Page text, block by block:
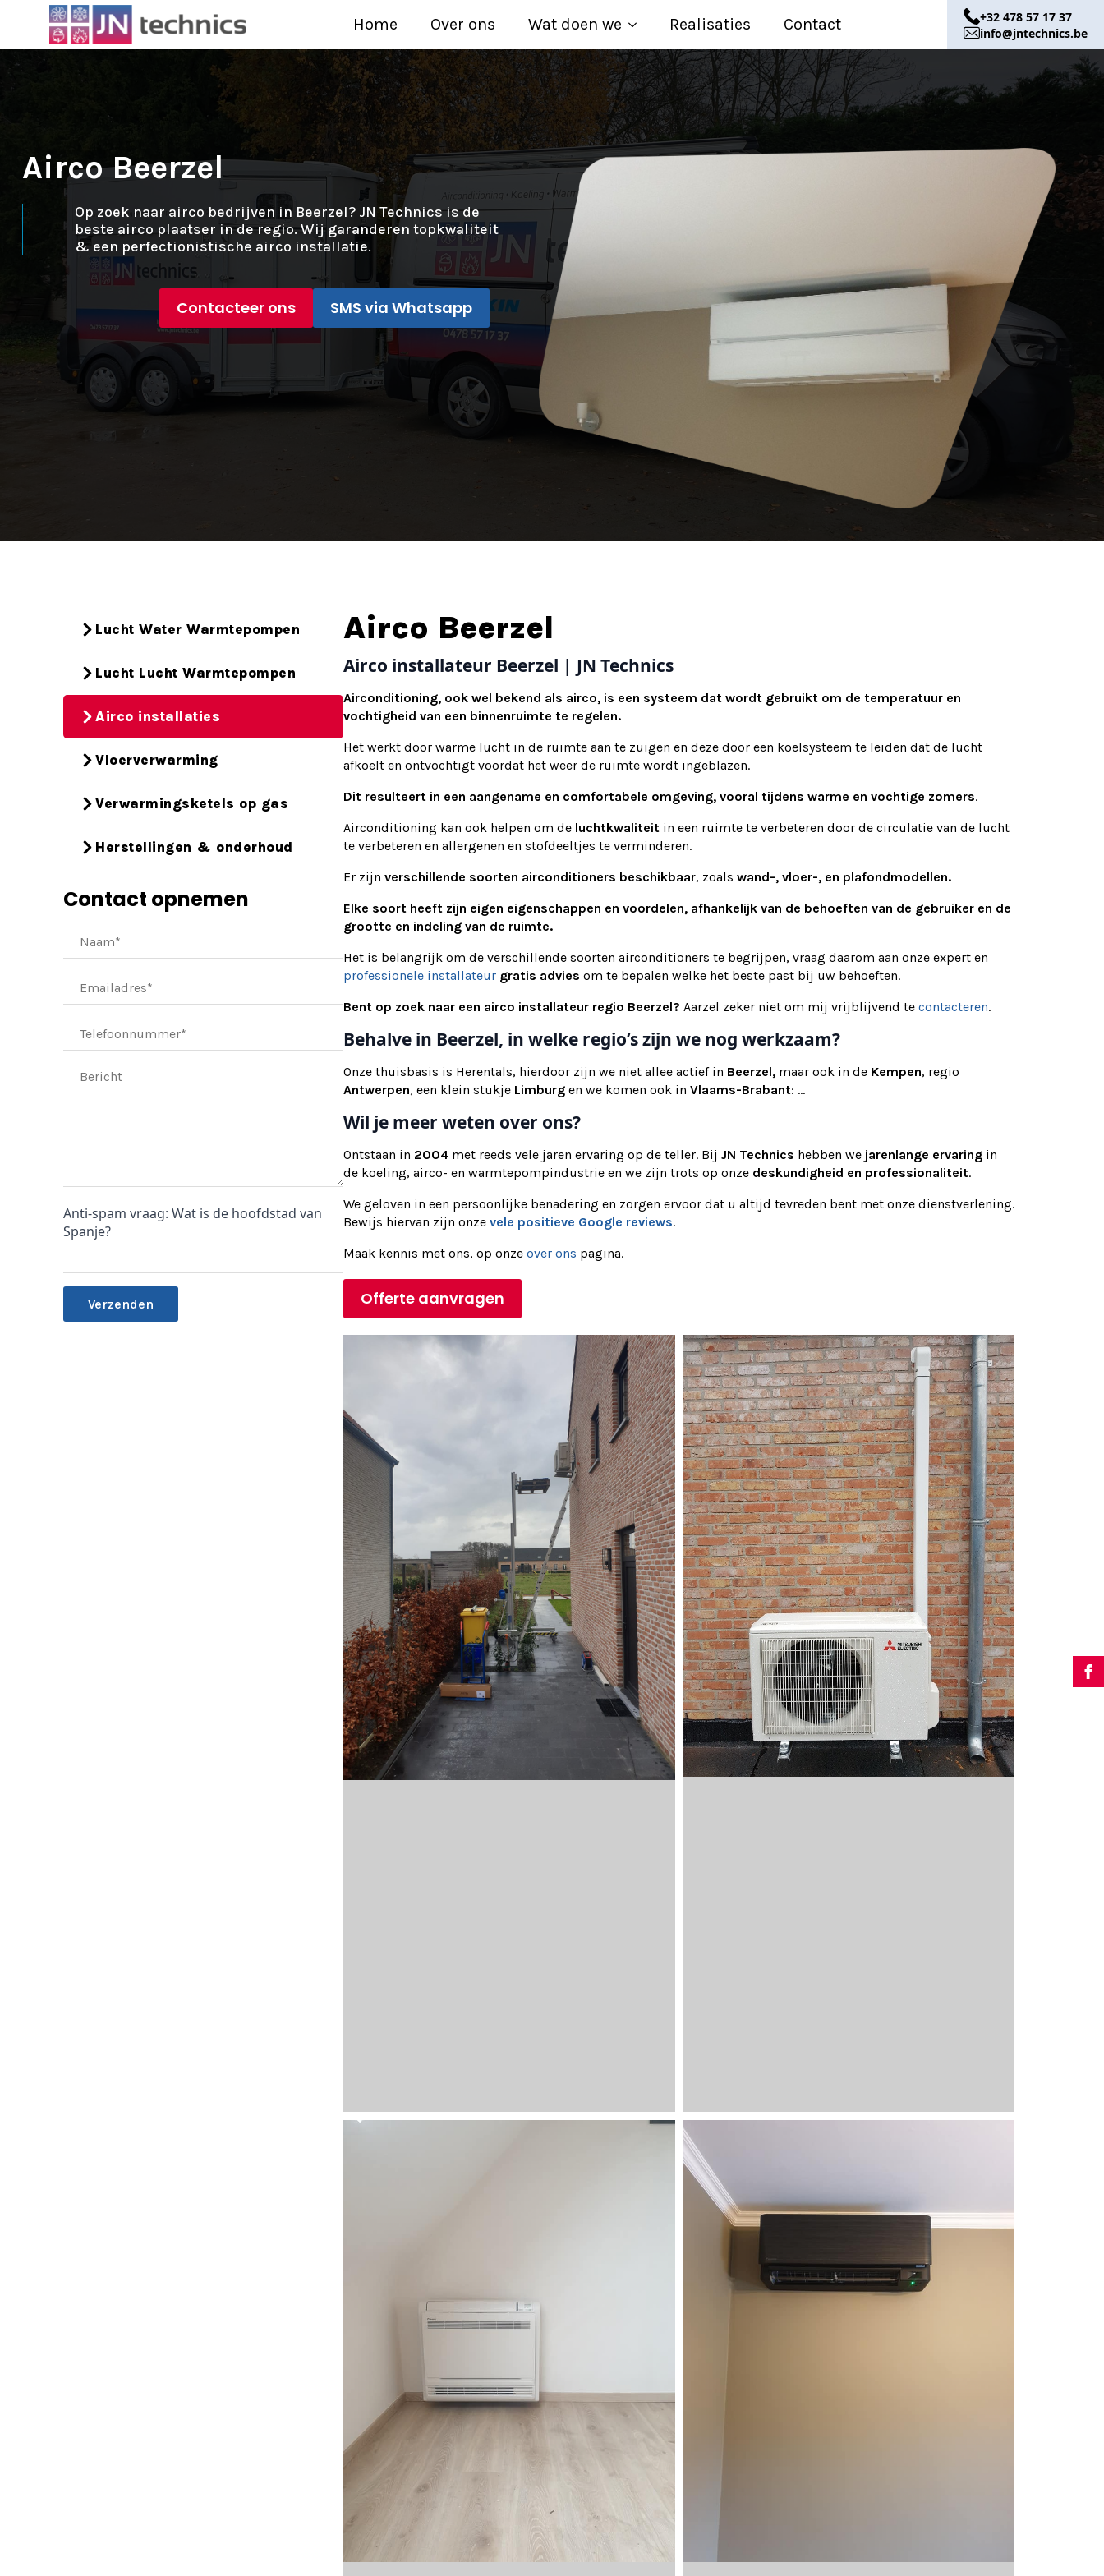
Home Over ons Wat doen we Realisaties Contact
+32 478 57 17 37
info@jntechnics.be
Airco Beerzel
Op zoek naar airco bedrijven in Beerzel? JN Technics is de
beste airco plaatser in de regio. Wij garanderen topkwaliteit
& een perfectionistische airco installatie.
Contacteer ons SMS via Whatsapp
Lucht Water Warmtepompen
Lucht Lucht Warmtepompen
Airco installaties
Vloerverwarming
Verwarmingsketels op gas
Herstellingen & onderhoud
Contact opnemen
Anti-spam vraag: Wat is de hoofdstad van
Spanje?
Airco Beerzel
Airco installateur Beerzel | JN Technics
Airconditioning, ook wel bekend als airco, is een systeem dat wordt gebruikt om de temperatuur en
vochtigheid van een binnenruimte te regelen.
Het werkt door warme lucht in de ruimte aan te zuigen en deze door een koelsysteem te leiden dat de lucht
afkoelt en ontvochtigt voordat het weer de ruimte wordt ingeblazen.
Dit resulteert in een aangename en comfortabele omgeving, vooral tijdens warme en vochtige zomers.
Airconditioning kan ook helpen om de luchtkwaliteit in een ruimte te verbeteren door de circulatie van de lucht
te verbeteren en allergenen en stofdeeltjes te verminderen.
Er zijn verschillende soorten airconditioners beschikbaar, zoals wand-, vloer-, en plafondmodellen.
Elke soort heeft zijn eigen eigenschappen en voordelen, afhankelijk van de behoeften van de gebruiker en de
grootte en indeling van de ruimte.
Het is belangrijk om de verschillende soorten airconditioners te begrijpen, vraag daarom aan onze expert en
professionele installateur gratis advies om te bepalen welke het beste past bij uw behoeften.
Bent op zoek naar een airco installateur regio Beerzel? Aarzel zeker niet om mij vrijblijvend te contacteren.
Behalve in Beerzel, in welke regio’s zijn we nog werkzaam?
Onze thuisbasis is Herentals, hierdoor zijn we niet allee actief in Beerzel, maar ook in de Kempen, regio
Antwerpen, een klein stukje Limburg en we komen ook in Vlaams-Brabant: ...
Wil je meer weten over ons?
Ontstaan in 2004 met reeds vele jaren ervaring op de teller. Bij JN Technics hebben we jarenlange ervaring in
de koeling, airco- en warmtepompindustrie en we zijn trots op onze deskundigheid en professionaliteit.
We geloven in een persoonlijke benadering en zorgen ervoor dat u altijd tevreden bent met onze dienstverlening.
Bewijs hiervan zijn onze vele positieve Google reviews.
Maak kennis met ons, op onze over ons pagina.
Offerte aanvragen